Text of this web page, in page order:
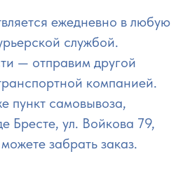
ежедневно в любую
службой.
— отправим другой
компанией.
пункт самовывоза,
Бресте, ул. Войкова 79,
забрать заказ.